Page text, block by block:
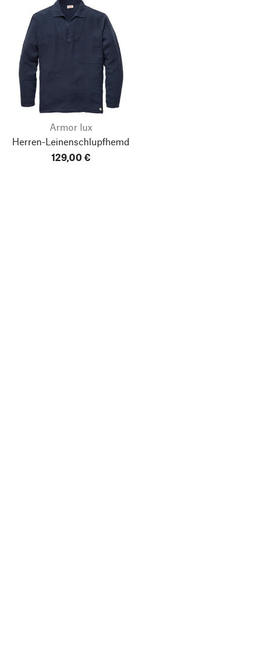
Armor lux
Herren-Leinenschlupfhemd
129,00 €